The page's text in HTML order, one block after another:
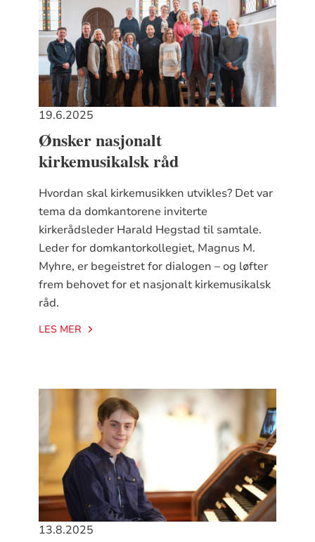
19.6.2025
Ønsker nasjonalt
kirkemusikalsk råd
Hvordan skal kirkemusikken utvikles? Det var
tema da domkantorene inviterte
kirkerådsleder Harald Hegstad til samtale.
Leder for domkantorkollegiet, Magnus M.
Myhre, er begeistret for dialogen – og løfter
frem behovet for et nasjonalt kirkemusikalsk
råd.
LES MER
13.8.2025